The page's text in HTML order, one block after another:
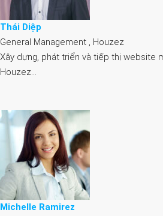
Thái Diệp
General Management , Houzez
Xây dựng, phát triển và tiếp thị website
Houzez…
Michelle Ramirez